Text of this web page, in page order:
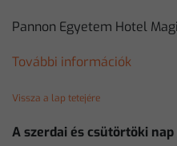
Pannon Egyetem Hotel
További információk
Vissza a lap tetejére
A szerdai és csütörtöki nap